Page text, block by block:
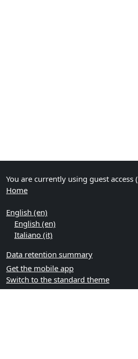
You are currently using guest access (
Home
English ‎(en)‎
English ‎(en)‎
Italiano ‎(it)‎
Data retention summary
Get the mobile app
Switch to the standard theme